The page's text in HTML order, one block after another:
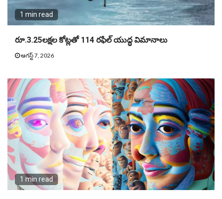
1 min read
రూ.3.25లక్షల కోట్లతో 114 రఫేల్ యుద్ధ విమానాలు
ఆగస్ట్ 7, 2026
1 min read